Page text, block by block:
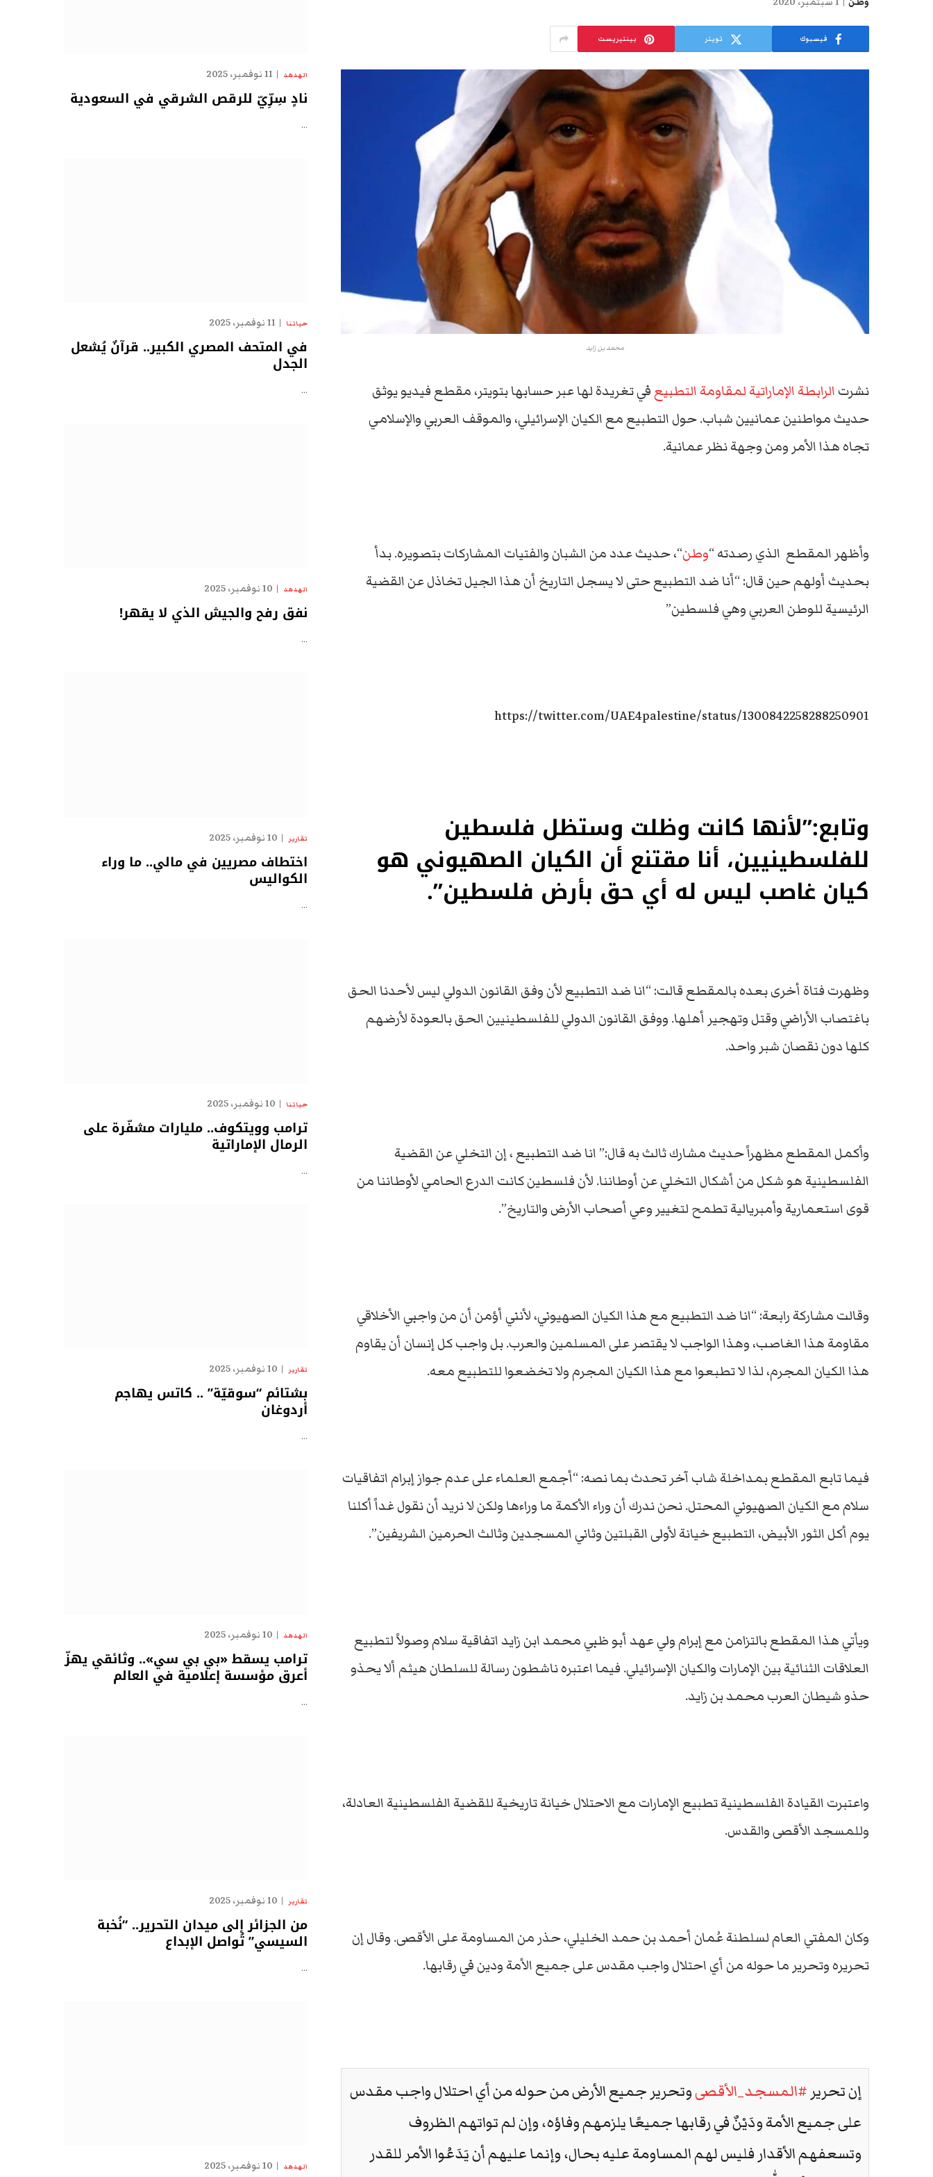
فيسبوك تويتر بينتيريست
محمد بن زايد
نشرتالرابطة الإماراتية لمقاومة التطبيع في تغريدة لها عبر حسابها بتويتر، مقطع فيديو يوثق
حديث مواطنين عمانيين شباب. حول التطبيع مع الكيان الإسرائيلي، والموقف العربي والإسلامي
تجاه هذا الأمر ومن وجهة نظر عمانية.
وأظهر المقطع الذي رصدته “وطن“، حديث عدد من الشبان والفتيات المشاركات بتصويره. بدأ
بحديث أولهم حين قال: “أنا ضد التطبيع حتى لا يسجل التاريخ أن هذا الجيل تخاذل عن القضية
الرئيسية للوطن العربي وهي فلسطين”
https://twitter.com/UAE4palestine/status/1300842258288250901
وتابع:”لأنها كانت وظلت وستظل فلسطين
للفلسطينيين، أنا مقتنع أن الكيان الصهيوني هو
كيان غاصب ليس له أي حق بأرض فلسطين”.
وظهرت فتاة أخرى بعده بالمقطع قالت: “انا ضد التطبيع لأن وفق القانون الدولي ليس لأحدنا الحق
باغتصاب الأراضي وقتل وتهجير أهلها. ووفق القانون الدولي للفلسطينيين الحق بالعودة لأرضهم
كلها دون نقصان شبر واحد.
وأكمل المقطع مظهراً حديث مشارك ثالث به قال:” انا ضد التطبيع ، إن التخلي عن القضية
الفلسطينية هو شكل من أشكال التخلي عن أوطاننا. لأن فلسطين كانت الدرع الحامي لأوطاننا من
قوى استعمارية وأمبريالية تطمح لتغيير وعي أصحاب الأرض والتاريخ”.
وقالت مشاركة رابعة: “انا ضد التطبيع مع هذا الكيان الصهيوني، لأنني أؤمن أن من واجبي الأخلاقي
مقاومة هذا الغاصب، وهذا الواجب لا يقتصر على المسلمين والعرب. بل واجب كل إنسان أن يقاوم
هذا الكيان المجرم، لذا لا تطبعوا مع هذا الكيان المجرم ولا تخضعوا للتطبيع معه.
فيما تابع المقطع بمداخلة شاب آخر تحدث بما نصه: “أجمع العلماء على عدم جواز إبرام اتفاقيات
سلام مع الكيان الصهيوني المحتل. نحن ندرك أن وراء الأكمة ما وراءها ولكن لا نريد أن نقول غداً أكلنا
يوم أكل الثور الأبيض، التطبيع خيانة لأولى القبلتين وثاني المسجدين وثالث الحرمين الشريفين”.
ويأتي هذا المقطع بالتزامن مع إبرام ولي عهد أبو ظبي محمد ابن زايد اتفاقية سلام وصولاً لتطبيع
العلاقات الثنائية بين الإمارات والكيان الإسرائيلي. فيما اعتبره ناشطون رسالة للسلطان هيثم ألا يحذو
حذو شيطان العرب محمد بن زايد.
واعتبرت القيادة الفلسطينية تطبيع الإمارات مع الاحتلال خيانة تاريخية للقضية الفلسطينية العادلة،
وللمسجد الأقصى والقدس.
وكان المفتي العام لسلطنة عُمان أحمد بن حمد الخليلي، حذر من المساومة على الأقصى. وقال إن
تحريره وتحرير ما حوله من أي احتلال واجب مقدس على جميع الأمة ودين في رقابها.
إن تحرير #المسجد_الأقصىوتحرير جميع الأرض من حوله من أي احتلال واجب مقدس
على جميع الأمة ودَيْنٌ في رقابها جميعًا يلزمهم وفاؤه، وإن لم تواتهم الظروف
وتسعفهم الأقدار فليس لهم المساومة عليه بحال، وإنما عليهم أن يَدَعُوا الأمر للقدر
الهدهد 11 نوفمبر، 2025
نادٍ سِرِّيّ للرقص الشرقي في السعودية
…
حياتنا 11 نوفمبر، 2025
في المتحف المصري الكبير.. قرآنٌ يُشعل
الجدل
…
الهدهد 10 نوفمبر، 2025
نفق رفح والجيش الذي لا يقهر!
…
تقارير 10 نوفمبر، 2025
اختطاف مصريين في مالي.. ما وراء
الكواليس
…
حياتنا 10 نوفمبر، 2025
ترامب وويتكوف.. مليارات مشفّرة على
الرمال الإماراتية
…
تقارير 10 نوفمبر، 2025
بشتائم “سوقيّة” .. كاتس يهاجم
أردوغان
…
الهدهد 10 نوفمبر، 2025
ترامب يسقط «بي بي سي».. وثائقي يهزّ
أعرق مؤسسة إعلامية في العالم
…
تقارير 10 نوفمبر، 2025
من الجزائر إلى ميدان التحرير.. “نُخبة
السيسي” تُواصل الإبداع
…
الهدهد 10 نوفمبر، 2025